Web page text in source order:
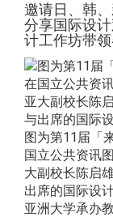
邀请日、韩
分享国际设
计工作坊带
图为第11届「
国立公共资讯
大副校长陈启
出席的国际设
亚洲大学承办